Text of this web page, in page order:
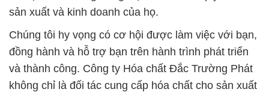
sản xuất và kinh doanh của họ.
Chúng tôi hy vọng có cơ hội được làm việc với bạn,
đồng hành và hỗ trợ bạn trên hành trình phát triển
và thành công. Công ty Hóa chất Đắc Trường Phát
không chỉ là đối tác cung cấp hóa chất cho sản xuất